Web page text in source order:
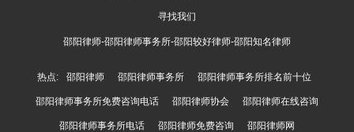
寻找我们
邵阳律师-邵阳律师事务所-邵阳较好律师-邵阳知名律师
热点: 邵阳律师 邵阳律师事务所 邵阳律师事务所排名前十位
邵阳律师事务所免费咨询电话 邵阳律师协会 邵阳律师在线咨询
邵阳律师事务所电话 邵阳律师免费咨询 邵阳律师网